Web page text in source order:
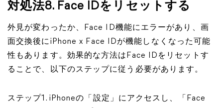
対処法8. Face IDをリセットする
外見が変わったか、Face ID機能にエラーがあり、画
面交換後にiPhone x Face IDが機能しなくなった可能
性もあります。効果的な方法はFace IDをリセットす
ることで、以下のステップに従う必要があります。
ステップ1. iPhoneの「設定」にアクセスし、「Face